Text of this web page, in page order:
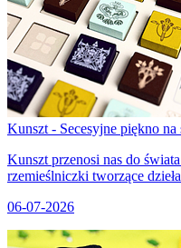
Kunszt - Secesyjne piękno na
Kunszt przenosi nas do
rzemieślniczki tworzące
06-07-2026